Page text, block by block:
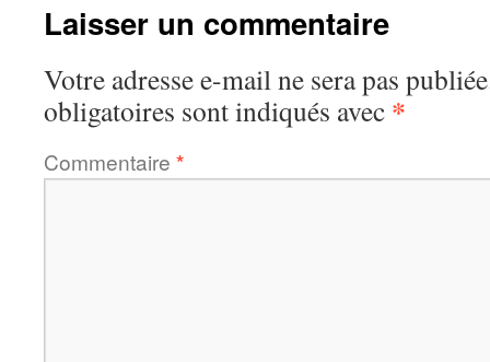
Laisser un commentaire
Votre adresse e-mail ne sera pas
obligatoires sont indiqués avec *
Commentaire *